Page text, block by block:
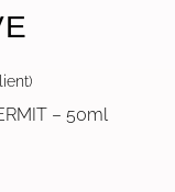
– 50ml